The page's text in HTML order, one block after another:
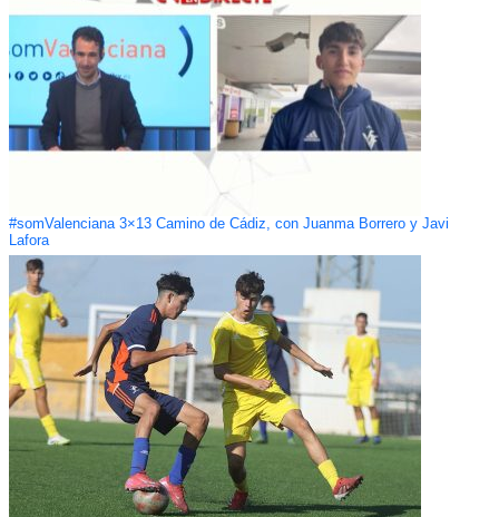
#somValenciana 3×13 Camino de Cádiz, con Juanma Borrero y Javi
Lafora